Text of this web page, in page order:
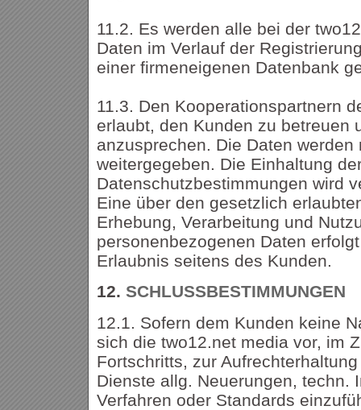
11.2. Es werden alle bei der
Daten im Verlauf der
einer firmeneigenen Datenbank
11.3. Den Kooperationspartnern
erlaubt, den Kunden zu betreuen
anzusprechen. Die Daten werden
weitergegeben. Die Einhaltung
Datenschutzbestimmungen wird
Eine über den gesetzlich
Erhebung, Verarbeitung und
personenbezogenen Daten
Erlaubnis seitens des Kunden.
12. SCHLUSSBESTIMMUNGEN
12.1. Sofern dem Kunden keine
sich die two12.net media vor, im
Fortschritts, zur
Dienste allg. Neuerungen, techn.
Verfahren oder Standards